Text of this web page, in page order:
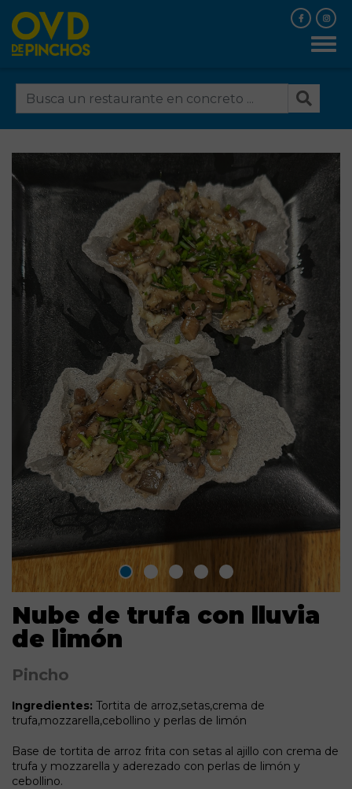
Nube de trufa con lluvia
de limón
Pincho
Ingredientes: Tortita de arroz,setas,crema de
trufa,mozzarella,cebollino y perlas de limón
Base de tortita de arroz frita con setas al ajillo con crema de
trufa y mozzarella y aderezado con perlas de limón y
cebollino.